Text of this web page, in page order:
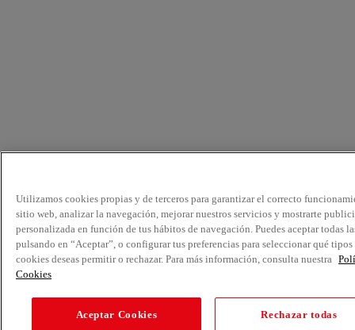
Utilizamos cookies propias y de terceros para garantizar el correcto
sitio web, analizar la navegación, mejorar nuestros servicios y mostrarte
personalizada en función de tus hábitos de navegación. Puedes aceptar todas
pulsando en “Aceptar”, o configurar tus preferencias para seleccionar qué tipos
cookies deseas permitir o rechazar. Para más información, consulta nuestra
Cookies
Aceptar Cookies Rechazar todas